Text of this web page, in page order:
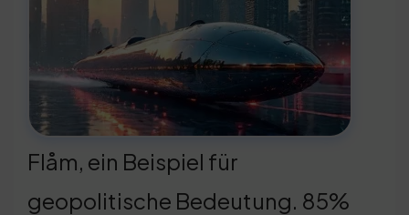
Flåm, ein Beispiel für
geopolitische Bedeutung. 85%